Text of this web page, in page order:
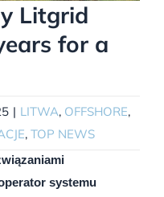
Litgrid
for a
| LITWA, OFFSHORE,
, TOP NEWS
systemu